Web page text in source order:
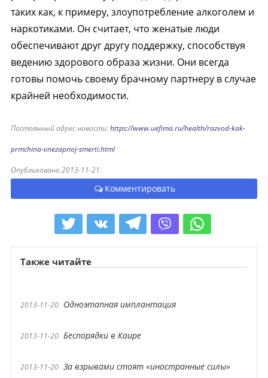
таких как, к примеру, злоупотребление алкоголем и
наркотиками. Он считает, что женатые люди
обеспечивают друг другу поддержку, способствуя
ведению здорового образа жизни. Они всегда
готовы помочь своему брачному партнеру в случае
крайней необходимости.
Постоянный адрес новости:https://www.uefima.ru/health/razvod-kak-
prmchina-vnezapnoj-smerti.html
Опубликовано 2013-11-21.
Комментировать
Также читайте
2013-11-20 Одноэтапная имплантация
2013-11-20 Беспорядки в Каире
2013-11-20 За взрывами стоят «иностранные силы»